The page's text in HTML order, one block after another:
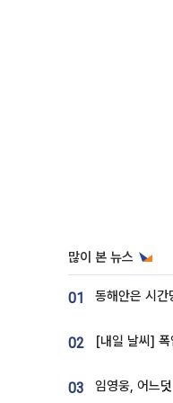
많이 본 뉴스
01
02
03